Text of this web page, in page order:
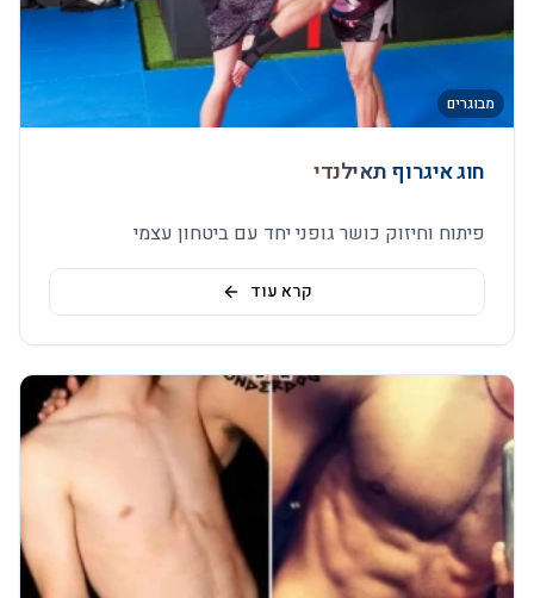
מבוגרים
חוג איגרוף תאילנדי
פיתוח וחיזוק כושר גופני יחד עם ביטחון עצמי
קרא עוד